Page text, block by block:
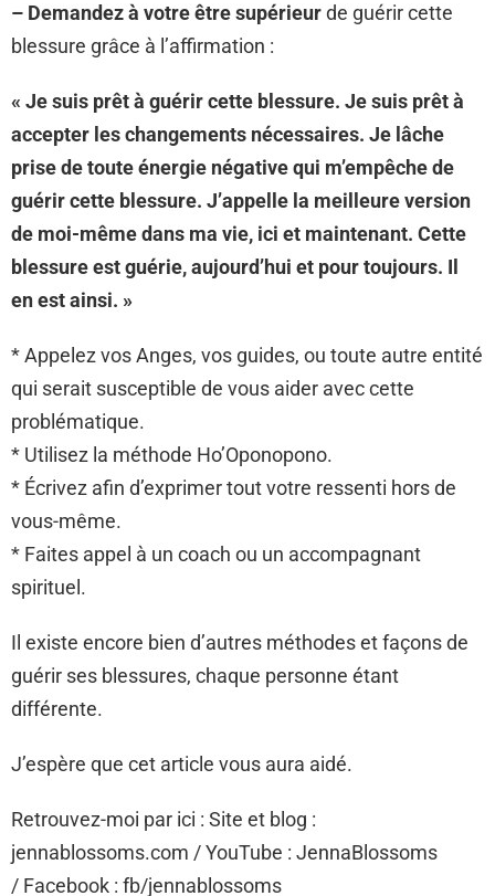
– Demandez à votre être supérieurde guérir cette
blessure grâce à l’affirmation :
« Je suis prêt à guérir cette blessure. Je suis prêt à
accepter les changements nécessaires. Je lâche
prise de toute énergie négative qui m’empêche de
guérir cette blessure. J’appelle la meilleure version
de moi-même dans ma vie, ici et maintenant. Cette
blessure est guérie, aujourd’hui et pour toujours. Il
en est ainsi. »
* Appelez vos Anges, vos guides, ou toute autre entité
qui serait susceptible de vous aider avec cette
problématique.
* Utilisez la méthode Ho’Oponopono.
* Écrivez afin d’exprimer tout votre ressenti hors de
vous-même.
* Faites appel à un coach ou un accompagnant
spirituel.
Il existe encore bien d’autres méthodes et façons de
guérir ses blessures, chaque personne étant
différente.
J’espère que cet article vous aura aidé.
Retrouvez-moi par ici : Site et blog :
jennablossoms.com / YouTube : JennaBlossoms
/ Facebook : fb/jennablossoms